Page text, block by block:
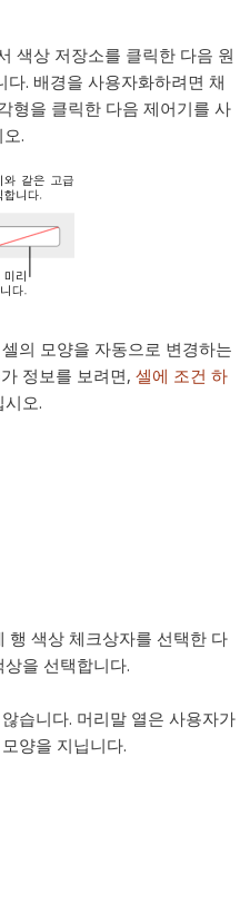
색상 저장소를 클릭한 다음 원
. 배경을 사용자화하려면 채
형을 클릭한 다음 제어기를 사
.
의 모양을 자동으로 변경하는
정보를 보려면, 셀에 조건 하
오.
행 색상 체크상자를 선택한 다
을 선택합니다.
습니다. 머리말 열은 사용자가
양을 지닙니다.